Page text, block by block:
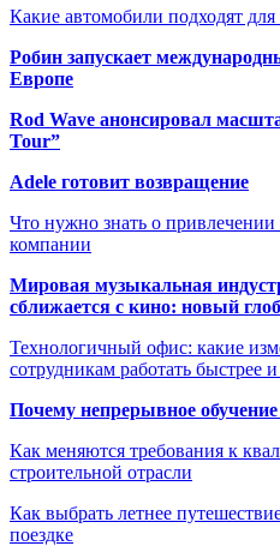
Какие автомобили подходят
Робин запускает
Европе
Rod Wave анонсировал
Tour”
Adele готовит возвращение
Что нужно знать о привлечении
компании
Мировая музыкальная
сближается с кино: новый
Технологичный офис: какие
сотрудникам работать быстрее
Почему непрерывное
Как меняются требования к
строительной отрасли
Как выбрать летнее
поездке